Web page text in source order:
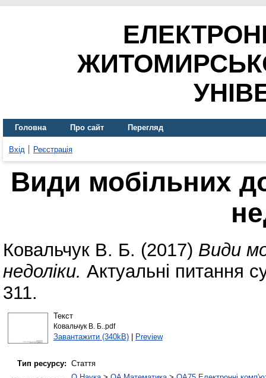
Головна Про сайт Перегляд
Вхід Реєстрація
Види мобільних
Ковальчук В. Б. (2017) Види
недоліки. Актуальні питання
311.
Текст
Ковальчук В. Б..pdf
Завантажити (340kB)| Preview
Тип ресурсу: Стаття